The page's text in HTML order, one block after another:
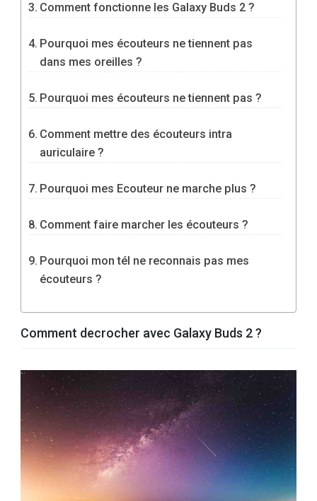
Comment fonctionne les Galaxy Buds 2 ?
Pourquoi mes écouteurs ne tiennent pas
dans mes oreilles ?
Pourquoi mes écouteurs ne tiennent pas ?
Comment mettre des écouteurs intra
auriculaire ?
Pourquoi mes Ecouteur ne marche plus ?
Comment faire marcher les écouteurs ?
Pourquoi mon tél ne reconnais pas mes
écouteurs ?
Comment decrocher avec Galaxy Buds 2 ?